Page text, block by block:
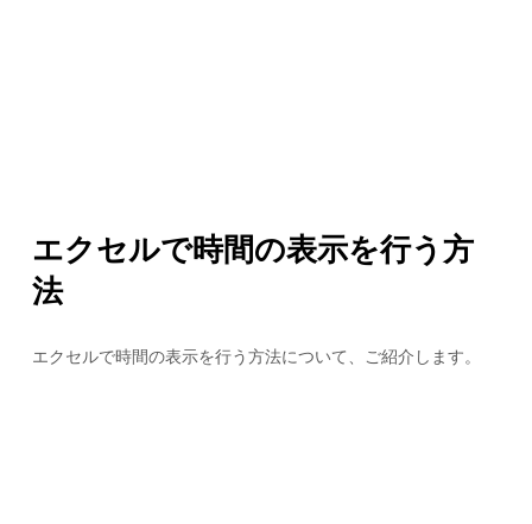
エクセルで時間の表示を行う方
法
エクセルで時間の表示を行う方法について、ご紹介します。